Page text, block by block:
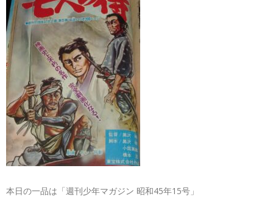
本日の一品は「週刊少年マガジン 昭和45年15号」